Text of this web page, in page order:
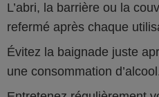
L’abri, la barrière ou la
refermé après chaque
Évitez la baignade juste
une consommation